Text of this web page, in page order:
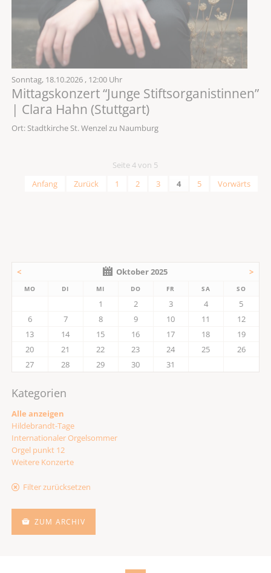
Sonntag, 18.10.2026 , 12:00 Uhr
Mittagskonzert “Junge Stiftsorganistinnen”
| Clara Hahn (Stuttgart)
Ort: Stadtkirche St. Wenzel zu Naumburg
Seite 4 von 5
Anfang
Zurück 1 2 3 4 5 Vorwärts
< Oktober 2025 >
MO DI MI DO FR SA SO
1 2 3 4
5
6
7 8 9 10 11
12
13
14 15 16 17 18
19
20
21 22 23 24 25
26
27
28 29 30 31
Kategorien
Alle anzeigen
Hildebrandt-Tage
Internationaler Orgelsommer
Orgel punkt 12
Weitere Konzerte
Filter zurücksetzen
ZUM ARCHIV